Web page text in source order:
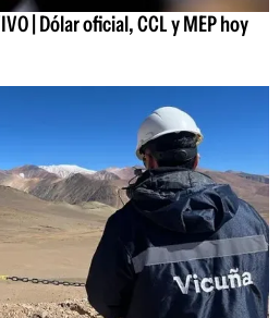
| Dólar oficial, CCL y MEP hoy